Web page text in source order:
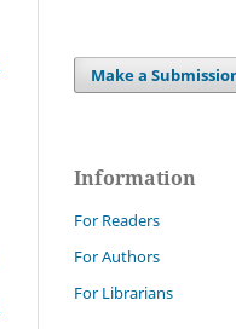
Make a
Information
For Readers
For Authors
For Librarians